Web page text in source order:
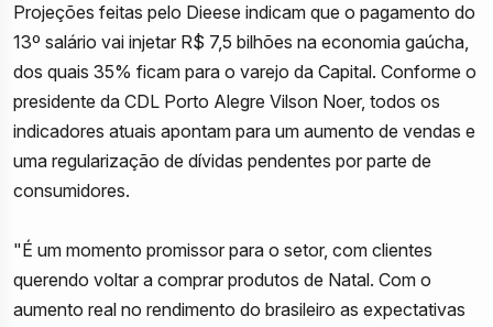
Projeções feitas pelo Dieese indicam que o pagamento do
13º salário vai injetar R$ 7,5 bilhões na economia gaúcha,
dos quais 35% ficam para o varejo da Capital. Conforme o
presidente da CDL Porto Alegre Vilson Noer, todos os
indicadores atuais apontam para um aumento de vendas e
uma regularização de dívidas pendentes por parte de
consumidores.
"É um momento promissor para o setor, com clientes
querendo voltar a comprar produtos de Natal. Com o
aumento real no rendimento do brasileiro as expectativas